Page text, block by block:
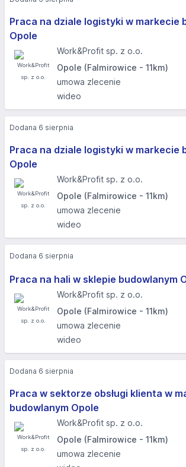
Praca na dziale logistyki w markecie
Opole
Work&Profit sp. z o.o.
Opole (Falmirowice - 11km)
umowa zlecenie
wideo
Praca na dziale logistyki w markecie
Opole
Work&Profit sp. z o.o.
Opole (Falmirowice - 11km)
umowa zlecenie
wideo
Dodana 6 sierpnia
Praca na hali w sklepie budowlanym
Work&Profit sp. z o.o.
Opole (Falmirowice - 11km)
umowa zlecenie
wideo
Dodana 6 sierpnia
Praca w sektorze obsługi klienta w
budowlanym Opole
Work&Profit sp. z o.o.
Opole (Falmirowice - 11km)
umowa zlecenie
Dodana 6 sierpnia